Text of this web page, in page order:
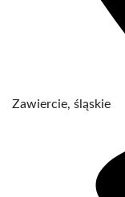
Zawiercie, śląskie